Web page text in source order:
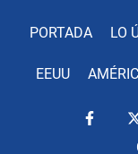
PORTADA LO
EEUU